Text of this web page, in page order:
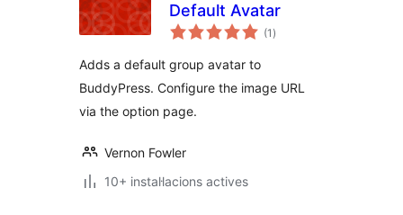
Default Avatar
(1 puntuacions
totals
)
Adds a default group avatar to
BuddyPress. Configure the image URL
via the option page.
Vernon Fowler
10+ instal·lacions actives